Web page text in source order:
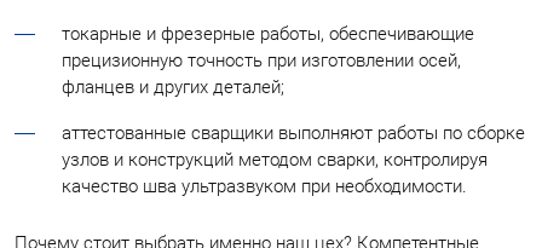
токарные и фрезерные работы, обеспечивающие
прецизионную точность при изготовлении осей,
фланцев и других деталей;
аттестованные сварщики выполняют работы по сборке
узлов и конструкций методом сварки, контролируя
качество шва ультразвуком при необходимости.
Почему стоит выбрать именно наш цех? Компетентные